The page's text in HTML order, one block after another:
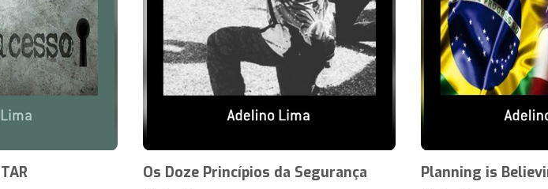
Os Doze Princípios da Segurança Planning is